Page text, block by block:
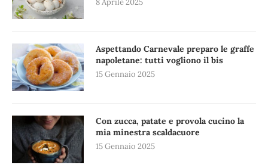
8 Aprile 2025
Aspettando Carnevale preparo le graffe
napoletane: tutti vogliono il bis
15 Gennaio 2025
Con zucca, patate e provola cucino la
mia minestra scaldacuore
15 Gennaio 2025